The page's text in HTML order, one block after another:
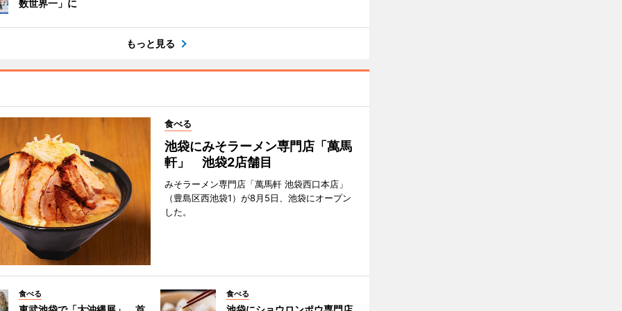
数世界一」に
もっと見る
食べる
池袋にみそラーメン専門店「萬馬
軒」 池袋2店舗目
みそラーメン専門店「萬馬軒 池袋西口本店」
（豊島区西池袋1）が8月5日、池袋にオープン
した。
食べる 食べる